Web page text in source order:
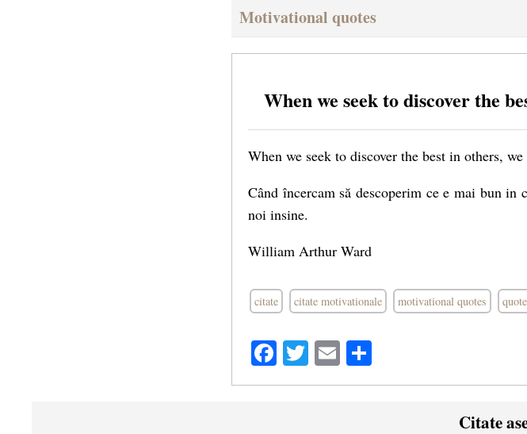
Motivational quotes
When we seek to discover the
When we seek to discover the best in others,
Când încercam să descoperim ce e mai bun
noi insine.
William Arthur Ward
citate citate motivationale motivational quotes
Facebook
Twitter
Email
Citate